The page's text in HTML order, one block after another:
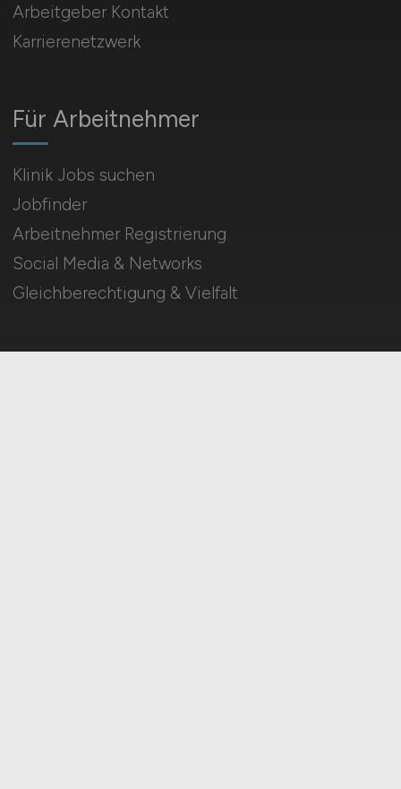
Für Arbeitnehmer
Klinik Jobs suchen
Jobfinder
Arbeitnehmer Registrierung
Social Media & Networks
Gleichberechtigung & Vielfalt
Arbeitgeber Kontakt
Karrierenetzwerk